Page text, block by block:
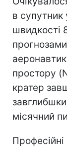
в
швидкості
простору
кратер
місячний